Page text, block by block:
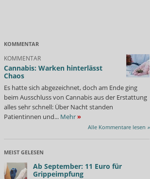
KOMMENTAR
KOMMENTAR
Cannabis: Warken hinterlässt
Chaos
Es hatte sich abgezeichnet, doch am Ende ging
beim Ausschluss von Cannabis aus der Erstattung
alles sehr schnell: Über Nacht standen
Patientinnen und... Mehr»
Alle Kommentare lesen »
MEIST GELESEN
Ab September: 11 Euro für
Grippeimpfung